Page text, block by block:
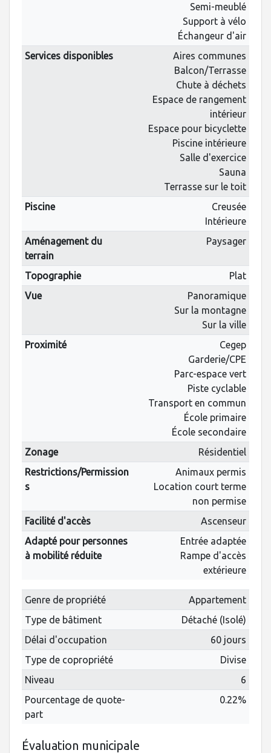
Semi-meublé
Support à vélo
Échangeur d'air
Services disponibles
Aires communes
Balcon/Terrasse
Chute à déchets
Espace de rangement
intérieur
Espace pour bicyclette
Piscine intérieure
Salle d'exercice
Sauna
Terrasse sur le toit
Piscine
Creusée
Intérieure
Aménagement du
terrain
Paysager
Topographie
Plat
Vue
Panoramique
Sur la montagne
Sur la ville
Proximité
Cegep
Garderie/CPE
Parc-espace vert
Piste cyclable
Transport en commun
École primaire
École secondaire
Zonage
Résidentiel
Restrictions/Permission
s
Animaux permis
Location court terme
non permise
Facilité d'accès
Ascenseur
Adapté pour personnes
à mobilité réduite
Entrée adaptée
Rampe d'accès
extérieure
Genre de propriété
Appartement
Type de bâtiment
Détaché (Isolé)
Délai d'occupation
60 jours
Type de copropriété
Divise
Niveau
6
Pourcentage de quote-
part
0.22%
Évaluation municipale